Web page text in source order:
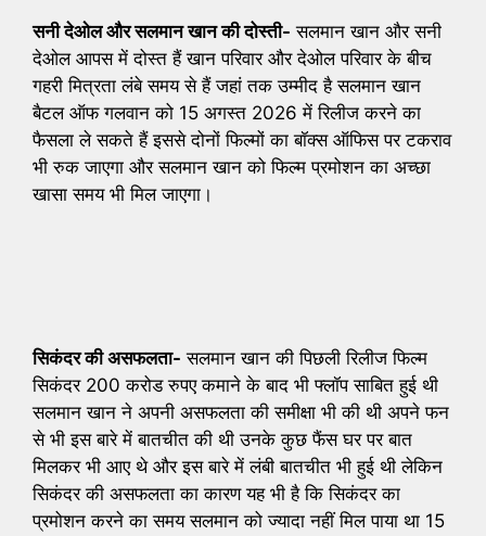
सनी देओल और सलमान खान की दोस्ती- सलमान खान और सनी
देओल आपस में दोस्त हैं खान परिवार और देओल परिवार के बीच
गहरी मित्रता लंबे समय से हैं जहां तक उम्मीद है सलमान खान
बैटल ऑफ गलवान को 15 अगस्त 2026 में रिलीज करने का
फैसला ले सकते हैं इससे दोनों फिल्मों का बॉक्स ऑफिस पर टकराव
भी रुक जाएगा और सलमान खान को फिल्म प्रमोशन का अच्छा
खासा समय भी मिल जाएगा।
सिकंदर की असफलता- सलमान खान की पिछली रिलीज फिल्म
सिकंदर 200 करोड रुपए कमाने के बाद भी फ्लॉप साबित हुई थी
सलमान खान ने अपनी असफलता की समीक्षा भी की थी अपने फन
से भी इस बारे में बातचीत की थी उनके कुछ फैंस घर पर बात
मिलकर भी आए थे और इस बारे में लंबी बातचीत भी हुई थी लेकिन
सिकंदर की असफलता का कारण यह भी है कि सिकंदर का
प्रमोशन करने का समय सलमान को ज्यादा नहीं मिल पाया था 15